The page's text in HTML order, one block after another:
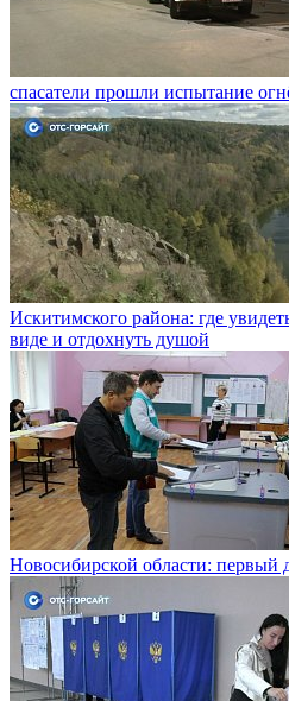
спасатели прошли испытание
Искитимского района: где
виде и отдохнуть душой
Новосибирской области: первый